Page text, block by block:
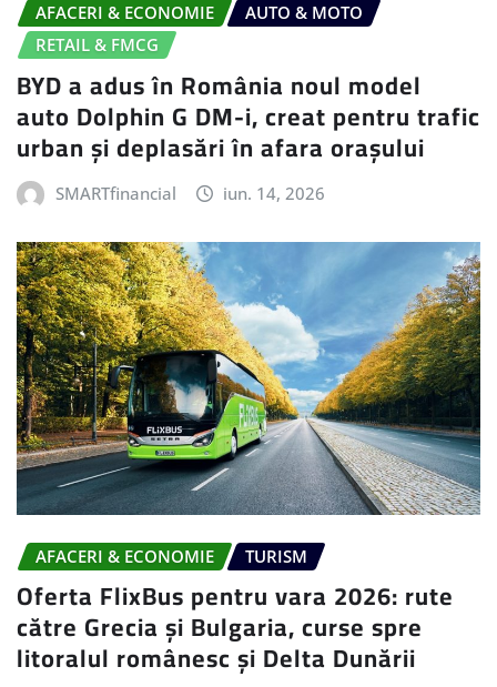
AFACERI & ECONOMIE
AUTO & MOTO
RETAIL & FMCG
BYD a adus în România noul model
auto Dolphin G DM-i, creat pentru trafic
urban și deplasări în afara orașului
SMARTfinancial iun. 14, 2026
AFACERI & ECONOMIE TURISM
Oferta FlixBus pentru vara 2026: rute
către Grecia și Bulgaria, curse spre
litoralul românesc și Delta Dunării